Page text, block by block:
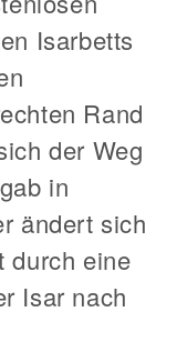
Isarbetts
Rand
der Weg
in
ändert sich
durch eine
Isar nach